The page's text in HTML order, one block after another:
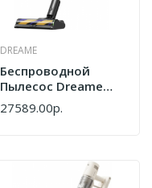
DREAME
Беспроводной
Пылесос Dreame
R10s Plus VRV59F
27589.00р.